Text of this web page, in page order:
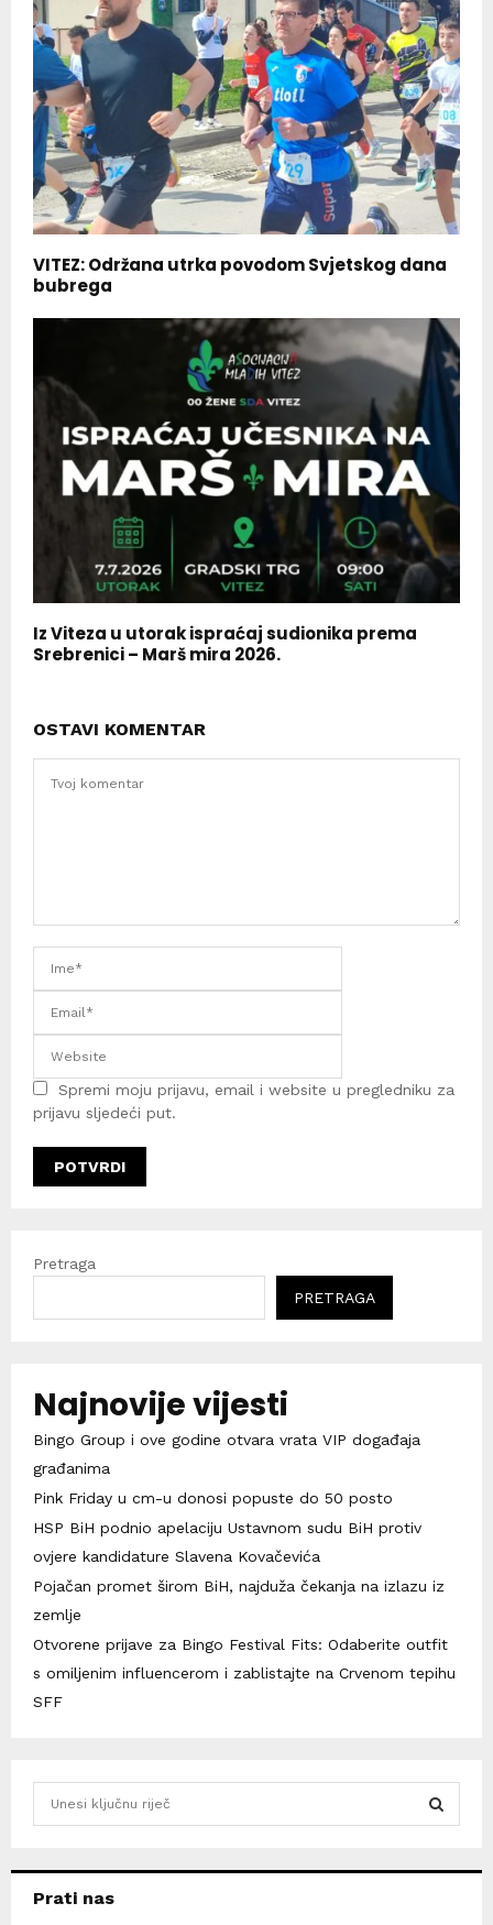
VITEZ: Održana utrka povodom Svjetskog dana
bubrega
Iz Viteza u utorak ispraćaj sudionika prema
Srebrenici – Marš mira 2026.
OSTAVI KOMENTAR
Spremi moju prijavu, email i website u pregledniku za
prijavu sljedeći put.
Pretraga
PRETRAGA
Najnovije vijesti
Bingo Group i ove godine otvara vrata VIP događaja
građanima
Pink Friday u cm-u donosi popuste do 50 posto
HSP BiH podnio apelaciju Ustavnom sudu BiH protiv
ovjere kandidature Slavena Kovačevića
Pojačan promet širom BiH, najduža čekanja na izlazu iz
zemlje
Otvorene prijave za Bingo Festival Fits: Odaberite outfit
s omiljenim influencerom i zablistajte na Crvenom tepihu
SFF
hPrati nas